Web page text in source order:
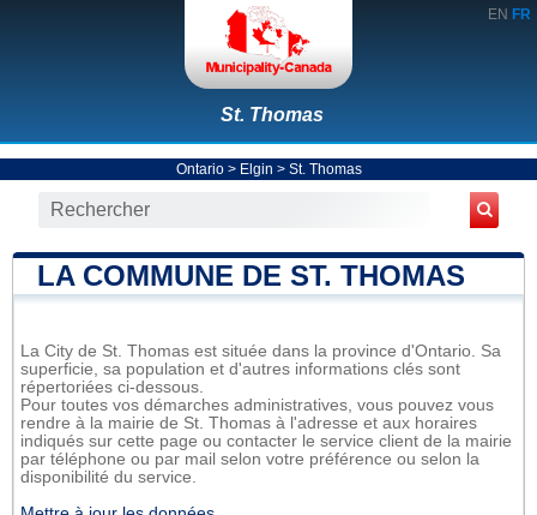
EN FR
St. Thomas
Ontario> Elgin > St. Thomas
LA COMMUNE DE ST. THOMAS
La City de St. Thomas est située dans la province d'Ontario. Sa
superficie, sa population et d'autres informations clés sont
répertoriées ci-dessous.
Pour toutes vos démarches administratives, vous pouvez vous
rendre à la mairie de St. Thomas à l'adresse et aux horaires
indiqués sur cette page ou contacter le service client de la mairie
par téléphone ou par mail selon votre préférence ou selon la
disponibilité du service.